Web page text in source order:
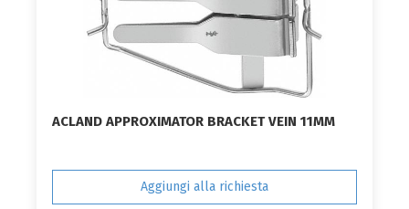
ACLAND APPROXIMATOR BRACKET VEIN 11MM
Aggiungi alla richiesta